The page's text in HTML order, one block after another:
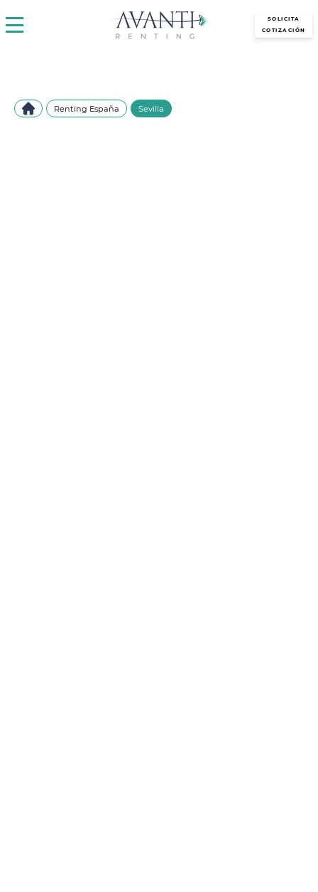
SOLICITA
COTIZACIÓN
Renting España Sevilla